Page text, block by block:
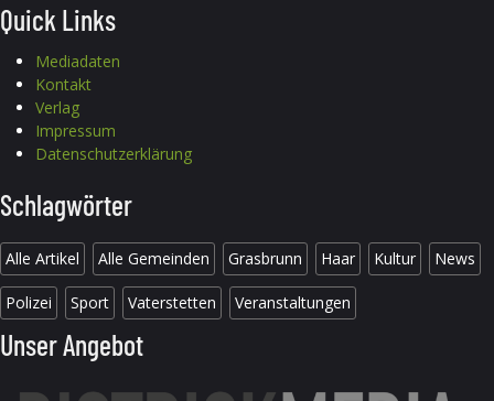
Quick Links
Mediadaten
Kontakt
Verlag
Impressum
Datenschutzerklärung
Schlagwörter
Alle Artikel Alle Gemeinden Grasbrunn Haar Kultur News
Polizei Sport Vaterstetten Veranstaltungen
Unser Angebot